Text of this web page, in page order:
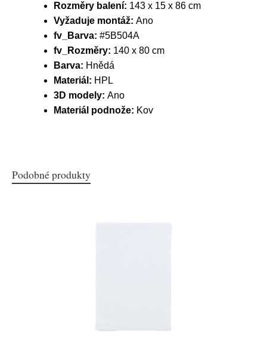
Rozměry balení: 143 x 15 x 86 cm
Vyžaduje montáž: Ano
fv_Barva: #5B504A
fv_Rozměry: 140 x 80 cm
Barva: Hnědá
Materiál: HPL
3D modely: Ano
Materiál podnože: Kov
Podobné produkty